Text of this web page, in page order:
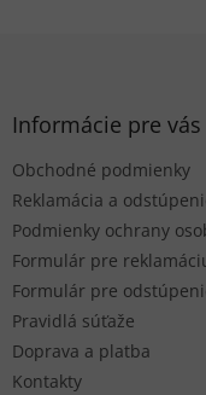
Informácie pre vás
Obchodné podmienky
Reklamácia a
Podmienky ochrany
Formulár pre
Formulár pre
Pravidlá súťaže
Doprava a platba
Kontakty